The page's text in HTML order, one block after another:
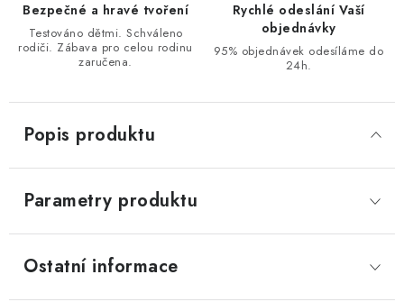
Bezpečné a hravé tvoření
Testováno dětmi. Schváleno
rodiči. Zábava pro celou rodinu
zaručena.
Rychlé odeslání Vaší
objednávky
95% objednávek odesíláme do
24h.
Popis produktu
Parametry produktu
Ostatní informace